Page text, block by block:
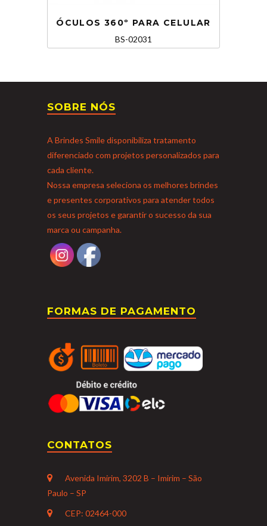
ÓCULOS 360º PARA CELULAR
BS-02031
SOBRE NÓS
A Brindes Smile disponibiliza tratamento
diferenciado com projetos personalizados para
cada cliente.
Nossa empresa seleciona os melhores brindes
e presentes corporativos para atender todos
os seus projetos e garantir o sucesso da sua
marca ou campanha.
FORMAS DE PAGAMENTO
CONTATOS
Avenida Imirim, 3202 B – Imirim – São
Paulo – SP
CEP: 02464-000